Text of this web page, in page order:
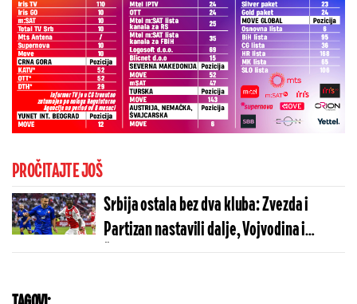
PROČITAJTE JOŠ
Srbija ostala bez dva kluba: Zvezda i
Partizan nastavili dalje, Vojvodina i
Železničar završili svoj put